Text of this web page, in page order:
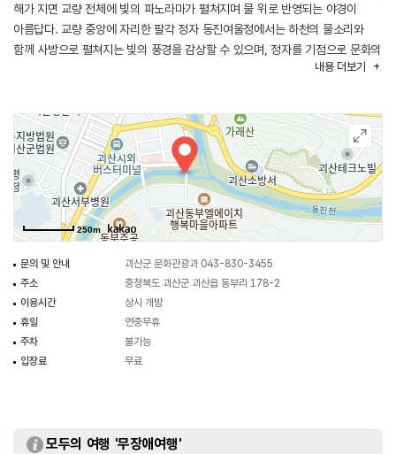
해가 지면 교량 전체에 빛의 파노라마가 펼쳐지며 물 위로 반영되는 야경이
아름답다. 교량 중앙에 자리한 팔각 정자 동진여울정에서는 하천의 물소리와
함께 사방으로 펼쳐지는 빛의 풍경을 감상할 수 있으며, 정자를 기점으로 문화의
길·사람의 길·자연의 길 세 갈래로 동선이 나뉘어 방향마다 서로 다른 주변
관람할 수 있다. 낮에는 인근 산막이옛길·성불산 자연휴양림을 즐기고 해 질
무렵 괴산 오작교의 야경으로 하루를 마무리하는 코스로 즐기기 좋다.
내용 더보기
250m
문의 및 안내
괴산군 문화관광과 043-830-3455
주소
충청북도 괴산군 괴산읍 동부리 178-2
이용시간
상시 개방
휴일
연중무휴
주차
불가능
입장료
무료
모두의 여행 '무장애여행'